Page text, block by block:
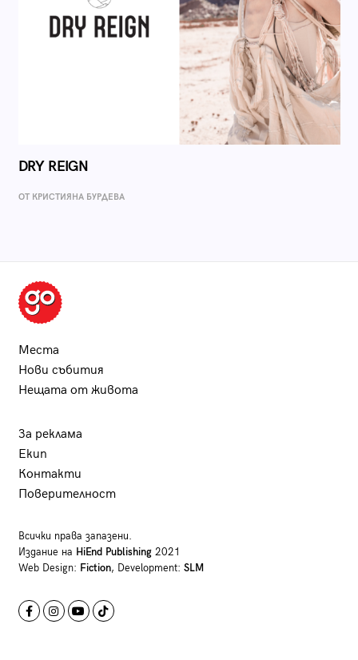
DRY REIGN
ОТ КРИСТИЯНА БУРДЕВА
Места
Нови събития
Нещата от живота
За реклама
Екип
Контакти
Поверителност
Всички права запазени.
Издание на HiEnd Publishing2021
Web Design: Fiction, Development: SLM